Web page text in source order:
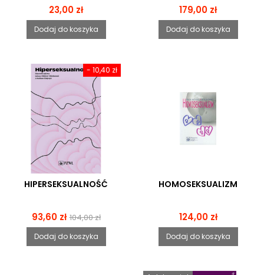
Cena
23,00 zł
Dodaj do koszyka
Cena
179,00 zł
Dodaj do koszyka
- 10,40 zł
HIPERSEKSUALNOŚĆ
Cena
93,60 zł Cena
podstawowa
104,00 zł
Dodaj do koszyka
HOMOSEKSUALIZM
Cena
124,00 zł
Dodaj do koszyka